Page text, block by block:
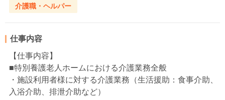
介護職・ヘルパー
仕事内容
【仕事内容】
■特別養護老人ホームにおける介護業務全般
・施設利用者様に対する介護業務（生活援助：食事介助、
入浴介助、排泄介助など）